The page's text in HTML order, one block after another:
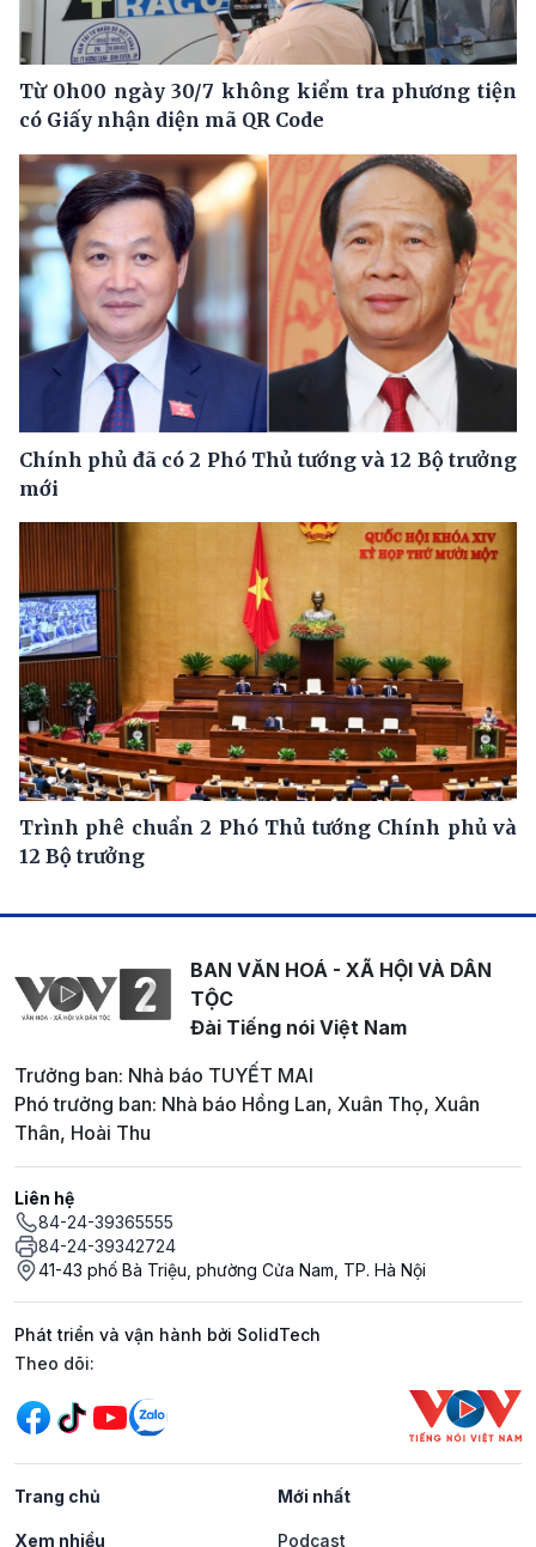
Từ 0h00 ngày 30/7 không kiểm tra phương tiện
có Giấy nhận diện mã QR Code
Chính phủ đã có 2 Phó Thủ tướng và 12 Bộ trưởng
mới
Trình phê chuẩn 2 Phó Thủ tướng Chính phủ và
12 Bộ trưởng
BAN VĂN HOÁ - XÃ HỘI VÀ DÂN
TỘC
Đài Tiếng nói Việt Nam
Trưởng ban: Nhà báo TUYẾT MAI
Phó trưởng ban: Nhà báo Hồng Lan, Xuân Thọ, Xuân
Thân, Hoài Thu
Liên hệ
84-24-39365555
84-24-39342724
41-43 phố Bà Triệu, phường Cửa Nam, TP. Hà Nội
Phát triển và vận hành bởi SolidTech
Mạng xã hội
Theo dõi:
Trang chủ Mới nhất
Xem nhiều Podcast